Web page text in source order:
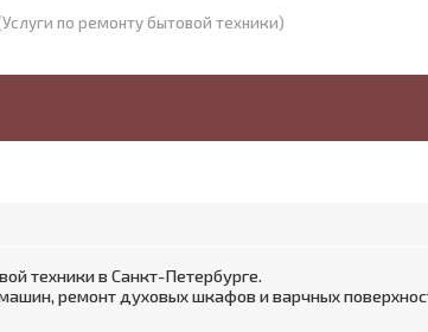
по ремонту бытовой техники)
техники в Санкт-Петербурге.
ремонт духовых шкафов и варчных